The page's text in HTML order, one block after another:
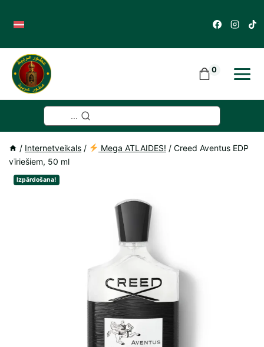
content
0
/ Internetveikals / Mega ATLAIDES! / Creed Aventus EDP
vīriešiem, 50 ml
Izpārdošana!